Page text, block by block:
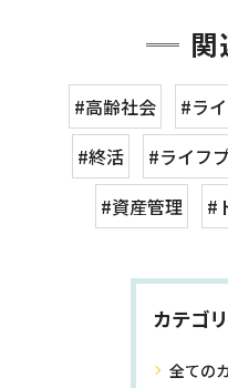
関
#高齢社会 #ラ
#終活
#ライフ
#資産管理
#
カテゴ
全ての